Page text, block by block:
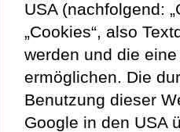
USA (nachfolgend:
„Cookies“, also
werden und die
ermöglichen. Die
Benutzung dieser
Google in den USA